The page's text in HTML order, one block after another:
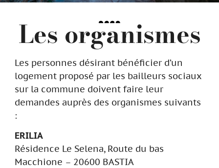
Les organismes
Les personnes désirant bénéficier d’un
logement proposé par les bailleurs sociaux
sur la commune doivent faire leur
demandes auprès des organismes suivants
:
ERILIA
Résidence Le Selena, Route du bas
Macchione – 20600 BASTIA